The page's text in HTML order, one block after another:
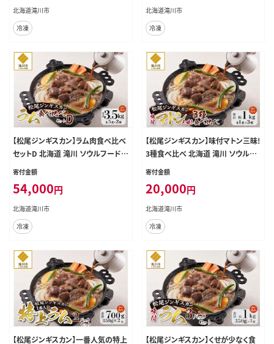
凍 おすすめ
北海道滝川市
冷凍
おすすめ
北海道滝川市
冷凍
【松尾ジンギスカン】ラム肉食べ比べ
セットD 北海道 滝川 ソウルフード
成吉思汗 BBQ 肉 焼き肉 焼肉 バー
ジンギスカン タレ 味付 個包装 冷凍
おすすめ
寄付金額
54,000円
北海道滝川市
冷凍
【松尾ジンギスカン】味付マトン三昧!
3種食べ比べ 北海道 滝川 ソウルフ
ード 成吉思汗 BBQ 肉 焼き肉 焼肉
羊肉 ジンギスカン タレ 味付 個包装
冷凍 おすすめ
寄付金額
20,000円
北海道滝川市
冷凍
【松尾ジンギスカン】一番人気の特上 【松尾ジンギスカン】くせが少なく食